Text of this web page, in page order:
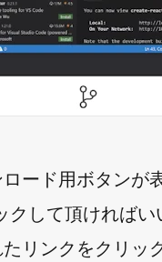
ード用ボタン
して頂ければ
リンクをクリッ